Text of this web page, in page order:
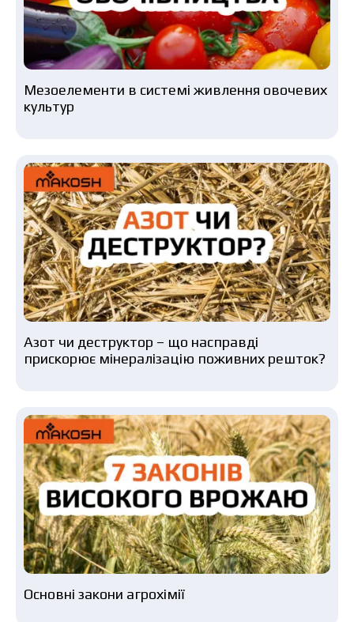
Мезоелементи в системі живлення овочевих
культур
Азот чи деструктор – що насправді
прискорює мінералізацію поживних решток?
Основні закони агрохімії